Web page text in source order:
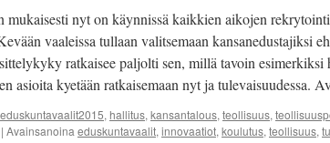
mukaisesti nyt on käynnissä kaikkien aikojen
vaaleissa tullaan valitsemaan kansanedustajiksi
ratkaisee paljolti sen, millä tavoin esimerkiksi
asioita kyetään ratkaisemaan nyt ja tulevaisuudessa.
eduskuntavaalit2015, hallitus, kansantalous, teollisuus,
| Avainsanoina eduskuntavaalit, innovaatiot, koulutus, teollisuus,